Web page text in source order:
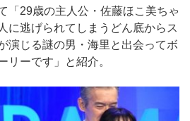
「29歳の主人公・佐藤ほこ美ちゃ
に逃げられてしまうどん底からス
演じる謎の男・海里と出会ってボ
リーです」と紹介。